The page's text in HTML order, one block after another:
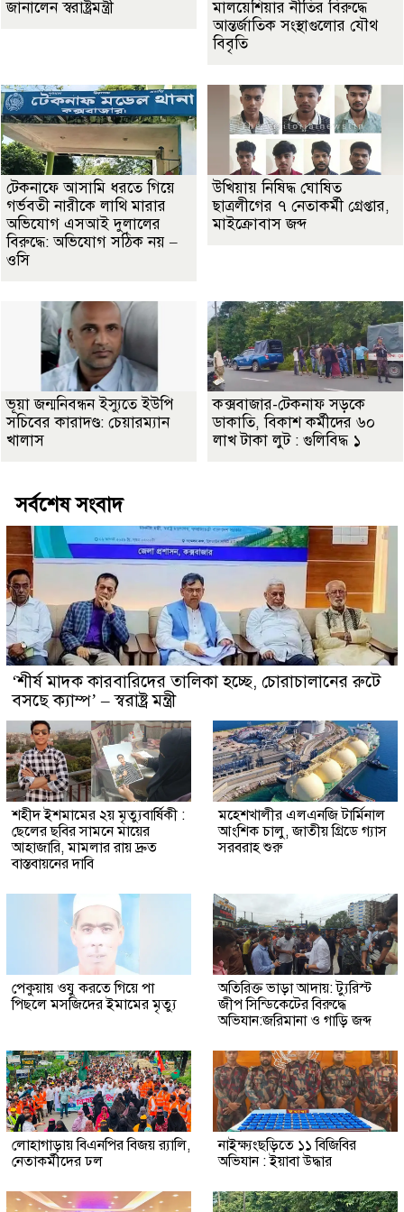
জানালেন স্বরাষ্ট্রমন্ত্রী
মালয়েশিয়ার নীতির বিরুদ্ধে
আন্তর্জাতিক সংস্থাগুলোর যৌথ
বিবৃতি
টেকনাফে আসামি ধরতে গিয়ে
গর্ভবতী নারীকে লাথি মারার
অভিযোগ এসআই দুলালের
বিরুদ্ধে: অভিযোগ সঠিক নয় –
ওসি
উখিয়ায় নিষিদ্ধ ঘোষিত
ছাত্রলীগের ৭ নেতাকর্মী গ্রেপ্তার,
মাইক্রোবাস জব্দ
ভূয়া জন্মনিবন্ধন ইস্যুতে ইউপি
সচিবের কারাদণ্ড: চেয়ারম্যান
খালাস
কক্সবাজার-টেকনাফ সড়কে
ডাকাতি, বিকাশ কর্মীদের ৬০
লাখ টাকা লুট : গুলিবিদ্ধ ১
সর্বশেষ সংবাদ
‘শীর্ষ মাদক কারবারিদের তালিকা হচ্ছে, চোরাচালানের রুটে
বসছে ক্যাম্প’ – স্বরাষ্ট্র মন্ত্রী
শহীদ ইশমামের ২য় মৃত্যুবার্ষিকী :
ছেলের ছবির সামনে মায়ের
আহাজারি, মামলার রায় দ্রুত
বাস্তবায়নের দাবি
মহেশখালীর এলএনজি টার্মিনাল
আংশিক চালু, জাতীয় গ্রিডে গ্যাস
সরবরাহ শুরু
পেকুয়ায় ওযু করতে গিয়ে পা
পিছলে মসজিদের ইমামের মৃত্যু
অতিরিক্ত ভাড়া আদায়: ট্যুরিস্ট
জীপ সিন্ডিকেটের বিরুদ্ধে
অভিযান:জরিমানা ও গাড়ি জব্দ
লোহাগাড়ায় বিএনপির বিজয় র‍্যালি,
নেতাকর্মীদের ঢল
নাইক্ষ্যংছড়িতে ১১ বিজিবির
অভিযান : ইয়াবা উদ্ধার